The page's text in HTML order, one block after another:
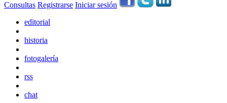
Consultas Registrarse Iniciar sesión
editorial
historia
fotogalería
rss
chat